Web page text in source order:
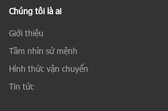
Chúng tôi là ai
Giới thiệu
Tầm nhìn sứ mệnh
Hình thức vận chuyển
Tin tức